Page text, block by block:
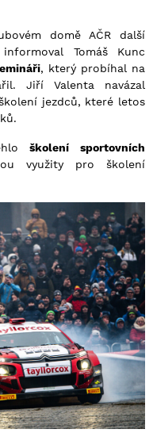
domě AČR další
Tomáš Kunc
, který probíhal na
Jiří Valenta navázal
jezdců, které letos
školení sportovních
využity pro školení